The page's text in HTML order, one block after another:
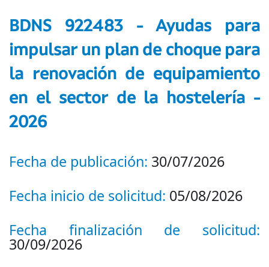
BDNS 922483 - Ayudas para
impulsar un plan de choque para
la renovación de equipamiento
en el sector de la hostelería -
2026
Fecha de publicación: 30/07/2026
Fecha inicio de solicitud: 05/08/2026
Fecha finalización de solicitud:
30/09/2026